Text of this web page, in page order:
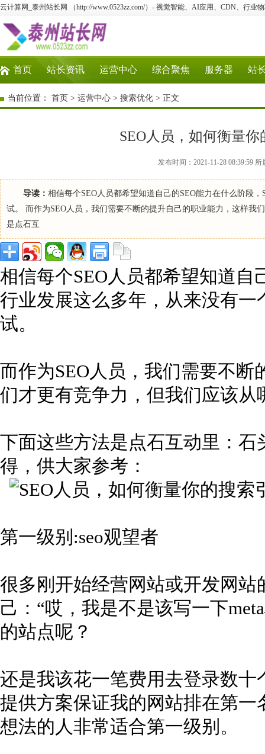
云计算网_泰州站长网 （http://www.0523zz.com/）- 视觉智能、AI应用、CDN、行业
首页 站长资讯 运营中心 综合聚焦 服务器 站
当前位置： 首页 > 运营中心 > 搜索优化 > 正文
SEO人员，如何衡量
发布时间：2021-11-28 08:39:59
导读： 相信每个SEO人员都希望知道自己的SEO能力在什么阶段
试。 而作为SEO人员，我们需要不断的提升自己的职业能力，这样我
是点石互
相信每个SEO人员都希望知道自
行业发展这么多年，从来没有
试。
而作为SEO人员，我们需要不
们才更有竞争力，但我们应该
下面这些方法是点石互动里：石
得，供大家参考：
第一级别:seo观望者
很多刚开始经营网站或开发网
己：“哎，我是不是该写一下
的站点呢？
还是我该花一笔费用去登录数
提供方案保证我的网站排在第
想法的人非常适合第一级别。